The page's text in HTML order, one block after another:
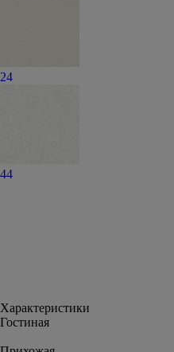
24
44
Характеристики
Гостиная